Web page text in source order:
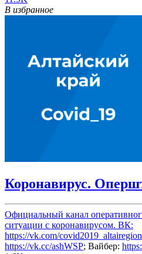
В избранное
Коронавирус.
Официальный канал
ситуации с коронавирусом. ВК:
https://vk.com/covid2019_altairegion
https://vk.cc/ashWSP; Вайбер: